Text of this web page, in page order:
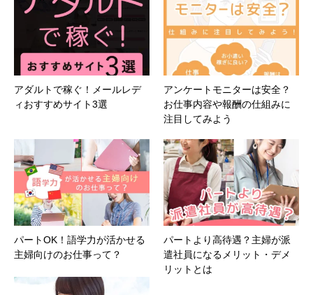
アダルトで稼ぐ！メールレデ
ィおすすめサイト3選
アンケートモニターは安全？
お仕事内容や報酬の仕組みに
注目してみよう
パートOK！語学力が活かせる
主婦向けのお仕事って？
パートより高待遇？主婦が派
遣社員になるメリット・デメ
リットとは